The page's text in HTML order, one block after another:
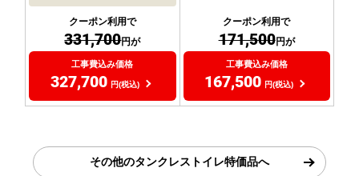
クーポン利用で
331,700円が
工事費込み価格
327,700 円(税込)
クーポン利用で
171,500円が
工事費込み価格
167,500 円(税込)
その他のタンクレストイレ特価品へ